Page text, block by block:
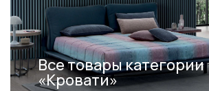
Все товары категории
«Кровати»